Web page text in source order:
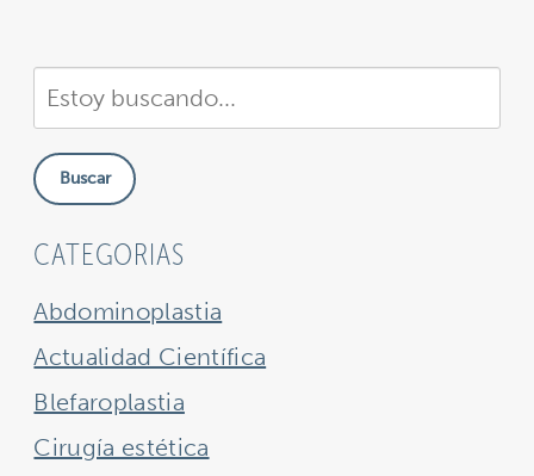
Buscar
en
nuestra
sitioBuscar
CATEGORIAS
Abdominoplastia
Actualidad Científica
Blefaroplastia
Cirugía estética